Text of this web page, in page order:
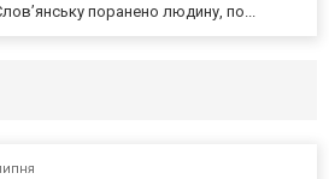
поранено людину, по...